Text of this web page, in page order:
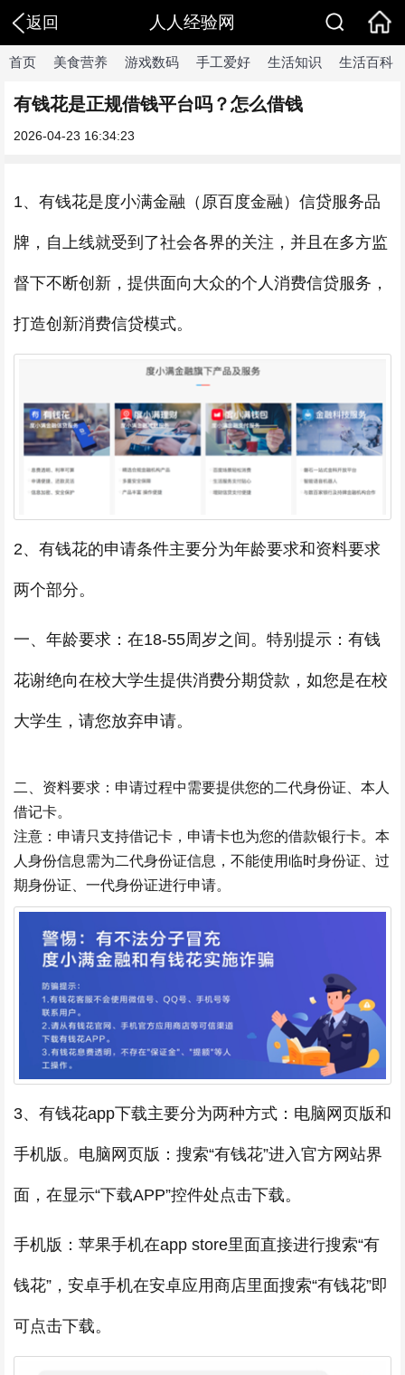
返回 人人经验网
首页 美食营养 游戏数码 手工爱好 生活知识 生活百科
有钱花是正规借钱平台吗？怎么借钱
2026-04-23 16:34:23
1、有钱花是度小满金融（原百度金融）信贷服务品
牌，自上线就受到了社会各界的关注，并且在多方监
督下不断创新，提供面向大众的个人消费信贷服务，
打造创新消费信贷模式。
2、有钱花的申请条件主要分为年龄要求和资料要求
两个部分。
一、年龄要求：在18-55周岁之间。特别提示：有钱
花谢绝向在校大学生提供消费分期贷款，如您是在校
大学生，请您放弃申请。
二、资料要求：申请过程中需要提供您的二代身份证、本人
借记卡。
注意：申请只支持借记卡，申请卡也为您的借款银行卡。本
人身份信息需为二代身份证信息，不能使用临时身份证、过
期身份证、一代身份证进行申请。
3、有钱花app下载主要分为两种方式：电脑网页版和
手机版。电脑网页版：搜索“有钱花”进入官方网站界
面，在显示“下载APP”控件处点击下载。
手机版：苹果手机在app store里面直接进行搜索“有
钱花”，安卓手机在安卓应用商店里面搜索“有钱花”即
可点击下载。